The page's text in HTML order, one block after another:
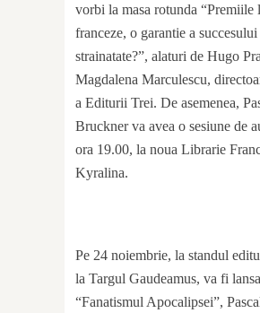
vorbi la masa rotunda “Premiile
franceze, o garantie a
strainatate?”, alaturi de Hugo
Magdalena Marculescu,
a Editurii Trei. De asemenea,
Bruckner va avea o sesiune de
ora 19.00, la noua Librarie
Kyralina.
Pe 24 noiembrie, la standul
la Targul Gaudeamus, va fi
“Fanatismul Apocalipsei”,